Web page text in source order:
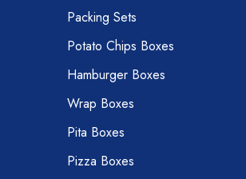
Packing Sets
Potato Chips Boxes
Hamburger Boxes
Wrap Boxes
Pita Boxes
Pizza Boxes